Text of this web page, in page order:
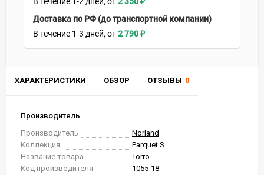
ХАРАКТЕРИСТИКИ ОБЗОР ОТЗЫВЫ 0
Производитель
Производитель
Norland
Коллекция
Parquet S
Название товара
Torro
Код производителя
1055-18
Доставка по РФ (до транспортной компании)
В течение 1-3 дней 2 790₽